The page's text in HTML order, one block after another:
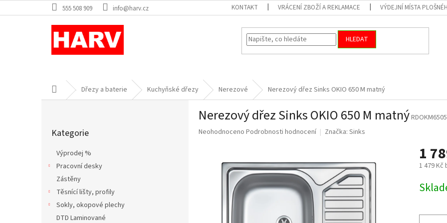
na
555 508 909 info@harv.cz KONTAKT VRÁCENÍ ZBOŽÍ A REKLAMACE VÝDEJNÍ MÍSTA
HLEDAT
Domů Dřezy a baterie Kuchyňské dřezy Nerezové Nerezový dřez Sinks OKIO 650 M matný
kategorie
Kategorie
Výprodej %
Pracovní desky
Zástěny
Těsnící lišty, profily
Sokly, okopové plechy
DTD Laminované
Nerezový dřez Sinks OKIO 650 M matný
Průměrné
hvězdiček.
Neohodnoceno Podrobnosti hodnocení Značka: Sinks
1
1 479 Kč
cena: